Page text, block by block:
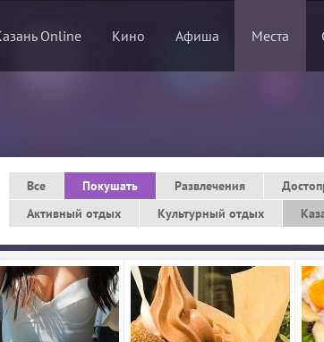
Online Кино Афиша Места
Все Покушать Развлечения
Активный отдых
Культурный отдых